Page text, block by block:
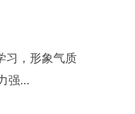
习，形象气质
强
业服务